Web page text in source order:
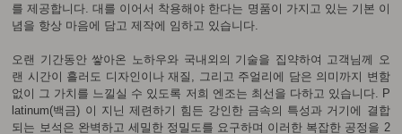
를 제공합니다. 대를 이어서 착용해야 한다는 명품이 가지고 있는 기본 이
념을 항상 마음에 담고 제작에 임하고 있습니다.
오랜 기간동안 쌓아온 노하우와 국내외의 기술을 집약하여 고객님께 오
랜 시간이 흘러도 디자인이나 재질, 그리고 주얼리에 담은 의미까지 변함
없이 그 가치를 느낄실 수 있도록 저희 엔조는 최선을 다하고 있습니다. P
latinum(백금) 이 지닌 제련하기 힘든 강인한 금속의 특성과 거기에 결합
되는 보석은 완벽하고 세밀한 정밀도를 요구하며 이러한 복잡한 공정을 2